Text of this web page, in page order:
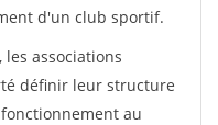
d'un club sportif.
associations
définir leur structure
au